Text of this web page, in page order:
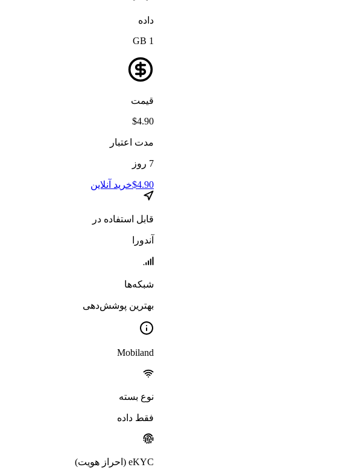
داده
1
قیمت
$4.90
مدت اعتبار
7 روز
$4.90 خرید آنلاین
قابل استفاده در
آندورا
شبکه‌ها
بهترین پوشش‌دهی
Mobiland
نوع بسته
فقط داده
eKYC (احراز هویت)